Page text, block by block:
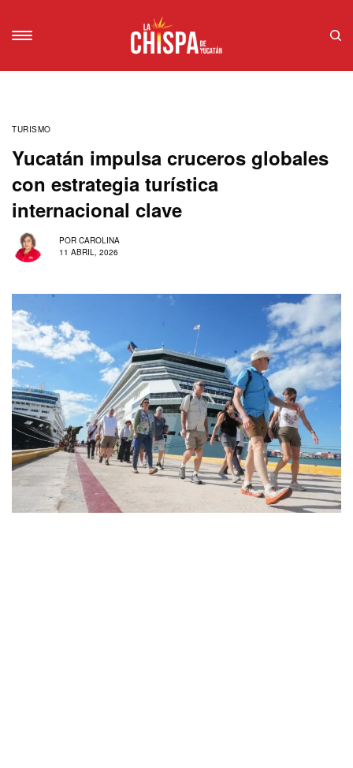
TURISMO
Yucatán impulsa cruceros globales
con estrategia turística
internacional clave
POR CAROLINA
11 ABRIL, 2026